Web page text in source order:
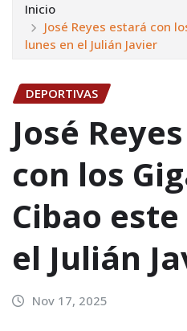
Inicio
José Reyes estará con
lunes en el Julián Javier
DEPORTIVAS
José
con los
Cibao
el Julián
Nov 17, 2025